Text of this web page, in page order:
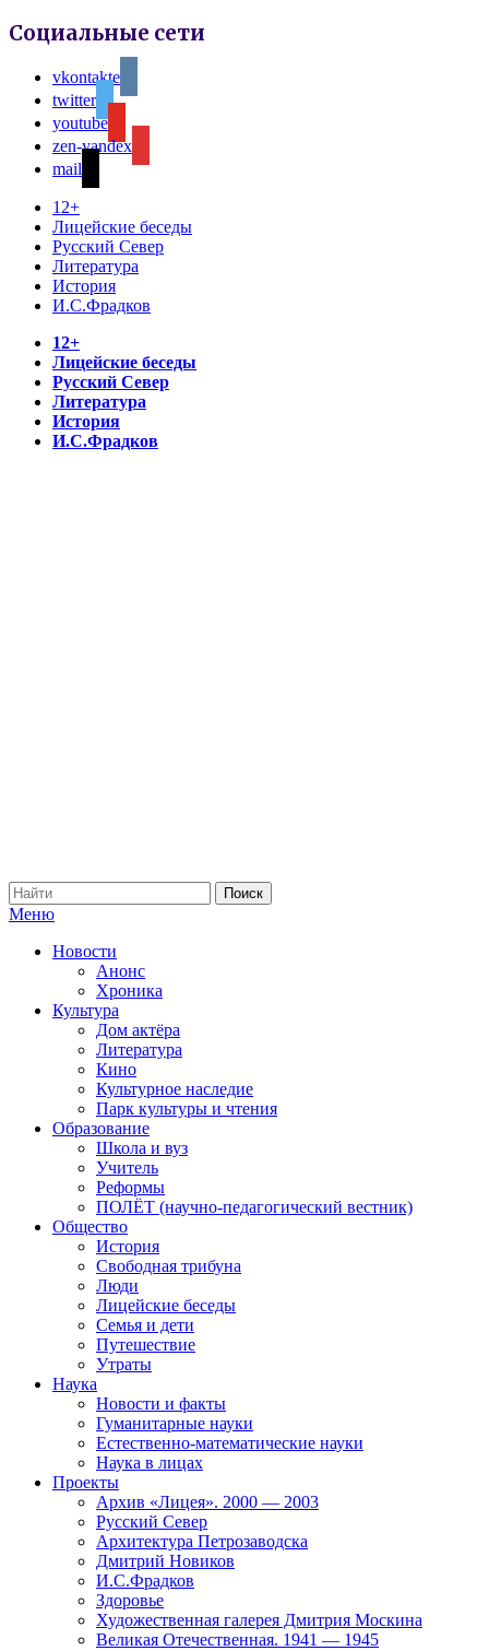
Социальные сети
vkontakte
twitter
youtube
zen-yandex
mail
12+
Лицейские беседы
Русский Север
Литература
История
И.С.Фрадков
12+
Лицейские беседы
Русский Север
Литература
История
И.С.Фрадков
Меню
Новости
Анонс
Хроника
Культура
Дом актёра
Литература
Кино
Культурное наследие
Парк культуры и чтения
Образование
Школа и вуз
Учитель
Реформы
ПОЛЁТ (научно-педагогический вестник)
Общество
История
Свободная трибуна
Люди
Лицейские беседы
Семья и дети
Путешествие
Утраты
Наука
Новости и факты
Гуманитарные науки
Естественно-математические науки
Наука в лицах
Проекты
Архив «Лицея». 2000 — 2003
Русский Север
Архитектура Петрозаводска
Дмитрий Новиков
И.С.Фрадков
Здоровье
Художественная галерея Дмитрия Москина
Великая Отечественная. 1941 — 1945